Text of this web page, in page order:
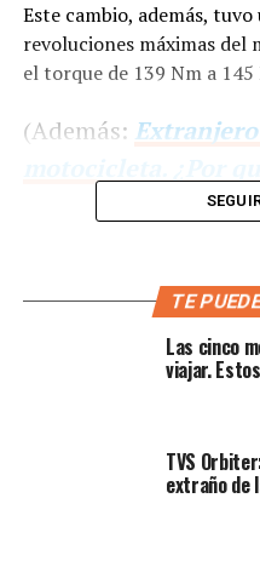
Este cambio, además,
revoluciones máximas del
el torque de 139 Nm a 145
(Además:
TE
Las cinco
viajar.
TVS
extraño de